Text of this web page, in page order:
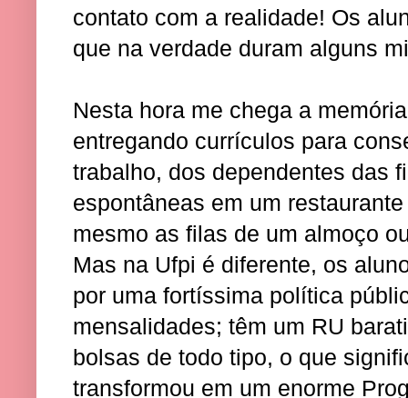
contato com a realidade! Os
que na verdade duram alguns
Nesta hora me chega a
entregando currículos para
trabalho, dos dependentes das
espontâneas em um
mesmo as filas de um almoço
Mas na Ufpi é diferente, os
por uma fortíssima política
mensalidades; têm um RU
bolsas de todo tipo, o que
transformou em um enorme